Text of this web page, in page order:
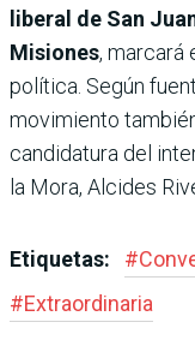
liberal de San
Misiones, marcará
política. Según
movimiento
candidatura del
la Mora, Alcides
Etiquetas: #
#Extraordinaria